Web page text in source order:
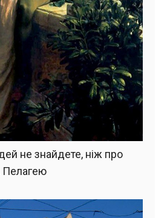
не знайдете, ніж про
Пелагею